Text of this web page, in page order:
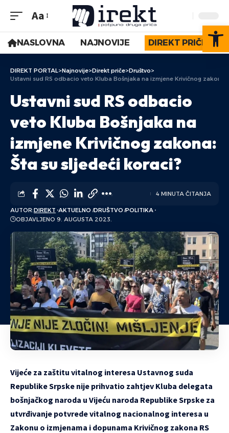
Aa
NASLOVNA NAJNOVIJE DIREKT PRIČE
DIREKT PORTAL>Najnovije>Direkt priče>Društvo>
Ustavni sud RS odbacio veto Kluba Bošnjaka na izmjene Krivičnog zakona:
Ustavni sud RS odbacio
veto Kluba Bošnjaka na
izmjene Krivičnog zakona:
Šta su sljedeći koraci?
AUTOR:DIREKT AKTUELNO DRUŠTVO POLITIKA
OBJAVLJENO 9. AUGUSTA 2023.
4 MINUTA ČITANJA
Vijeće za zaštitu vitalnog interesa Ustavnog suda
Republike Srpske nije prihvatio zahtjev Kluba delegata
bošnjačkog naroda u Vijeću naroda Republike Srpske za
utvrđivanje potvrede vitalnog nacionalnog interesa u
Zakonu o izmjenama i dopunama Krivičnog zakona RS